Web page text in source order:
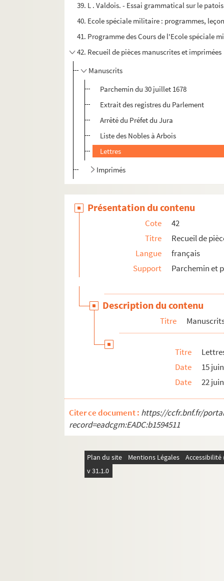
39. L . Valdois. - Essai grammatical sur le
40. Ecole spéciale militaire : programmes,
41. Programme des Cours de l'Ecole spéciale
42. Recueil de pièces manuscrites et imprimées
Manuscrits
Parchemin du 30 juillet 1678
Extrait des registres du Parlement
Arrêté du Préfet du Jura
Liste des Nobles à Arbois
Lettres
Imprimés
Présentation du contenu
Cote
42
Titre
Recueil de
Langue
français
Support
Parchemin et
Description du contenu
Titre
Titre
Date
15
Date
22
Citer ce document : https://ccfr.bnf.fr/
record=eadcgm:EADC:b1594511
Plan du site Mentions Légales
v 31.1.0